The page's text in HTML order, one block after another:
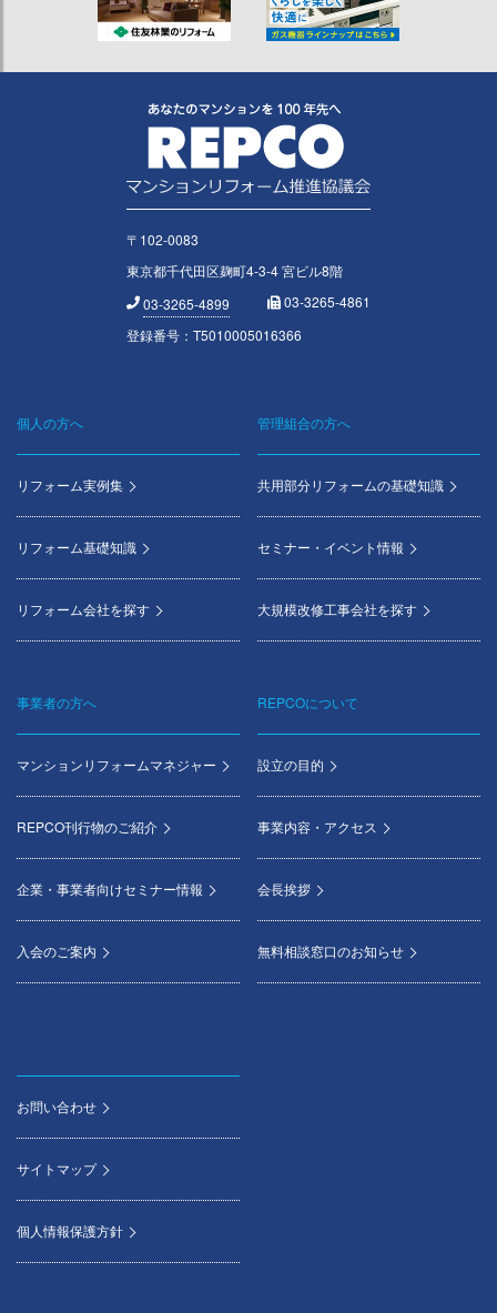
〒102-0083
東京都千代田区麹町4-3-4 宮ビル8階
03-3265-4899
03-3265-4861
登録番号：T5010005016366
Footer
menu
個人の方へ
リフォーム実例集
リフォーム基礎知識
リフォーム会社を探す
管理組合の方へ
共用部分リフォームの基礎知識
セミナー・イベント情報
大規模改修工事会社を探す
事業者の方へ
マンションリフォームマネジャー
REPCO刊行物のご紹介
企業・事業者向けセミナー情報
入会のご案内
REPCOについて
設立の目的
事業内容・アクセス
会長挨拶
無料相談窓口のお知らせ
お問い合わせ
サイトマップ
個人情報保護方針